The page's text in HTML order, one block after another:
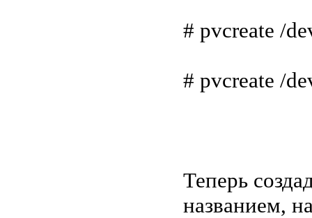
# pvcreate /
# pvcreate /
Теперь
названием,